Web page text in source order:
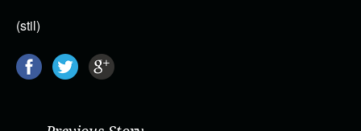
(stil)